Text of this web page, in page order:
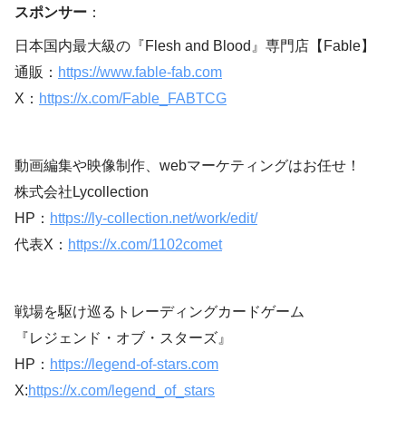
スポンサー ：
日本国内最大級の『Flesh and Blood』専門店【Fable】
通販： https://www.fable-fab.com
X： https://x.com/Fable_FABTCG
動画編集や映像制作、webマーケティングはお任せ！
株式会社Lycollection
HP： https://ly-collection.net/work/edit/
代表X： https://x.com/1102comet
戦場を駆け巡るトレーディングカードゲーム
『レジェンド・オブ・スターズ』
HP： https://legend-of-stars.com
X:https://x.com/legend_of_stars